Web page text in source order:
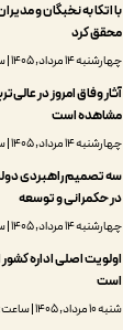
با اتکا به نخبگان و
محقق کرد
چهارشنبه ۱۴ مرداد, ۱۴۰۵ | ساعت: ۰۶:۲۶
آثار وفاق امروز در
مشاهده است
چهارشنبه ۱۴ مرداد, ۱۴۰۵ | ساعت: ۰۶:۰۹
سه تصمیم راهبردی
در حکمرانی و توسعه
چهارشنبه ۱۴ مرداد, ۱۴۰۵ | ساعت: ۰۶:۴۱
اولویت اصلی اداره
است
شنبه ۱۰ مرداد, ۱۴۰۵ | ساعت: ۰۶:۱۶